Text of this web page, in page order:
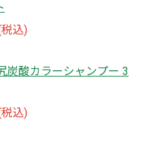
込)
炭酸カラーシャンプー 3
込)